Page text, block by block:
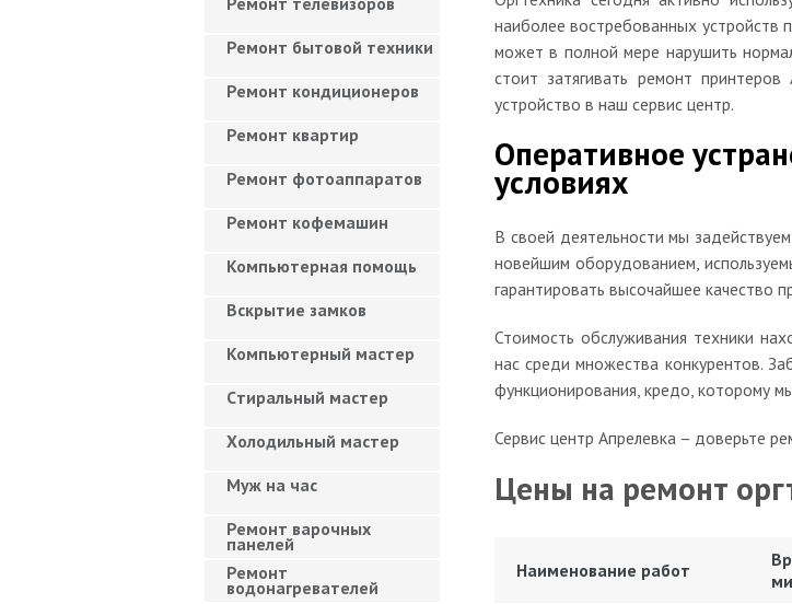
наиболее востребованных устройств
может в полной мере нарушить
стоит затягивать ремонт
устройство в наш сервис центр.
Оперативное
условиях
В своей деятельности мы
новейшим оборудованием,
гарантировать высочайшее качество
Стоимость обслуживания техники
нас среди множества конкурентов.
функционирования, кредо, которому
Сервис центр Апрелевка – доверьте
Цены на ремонт
Наименование работ
Ремонт бытовой техники
Ремонт кондиционеров
Ремонт квартир
Ремонт фотоаппаратов
Ремонт кофемашин
Компьютерная помощь
Вскрытие замков
Компьютерный мастер
Cтиральный мастер
Холодильный мастер
Муж на час
Ремонт варочных
панелей
Ремонт
водонагревателей